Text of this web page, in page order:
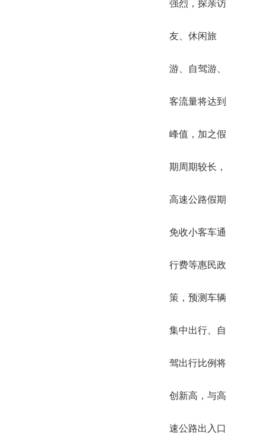
强烈，探亲访
友、休闲旅
游、自驾游、
客流量将达到
峰值，加之假
期周期较长，
高速公路假期
免收小客车通
行费等惠民政
策，预测车辆
集中出行、自
驾出行比例将
创新高，与高
速公路出入口